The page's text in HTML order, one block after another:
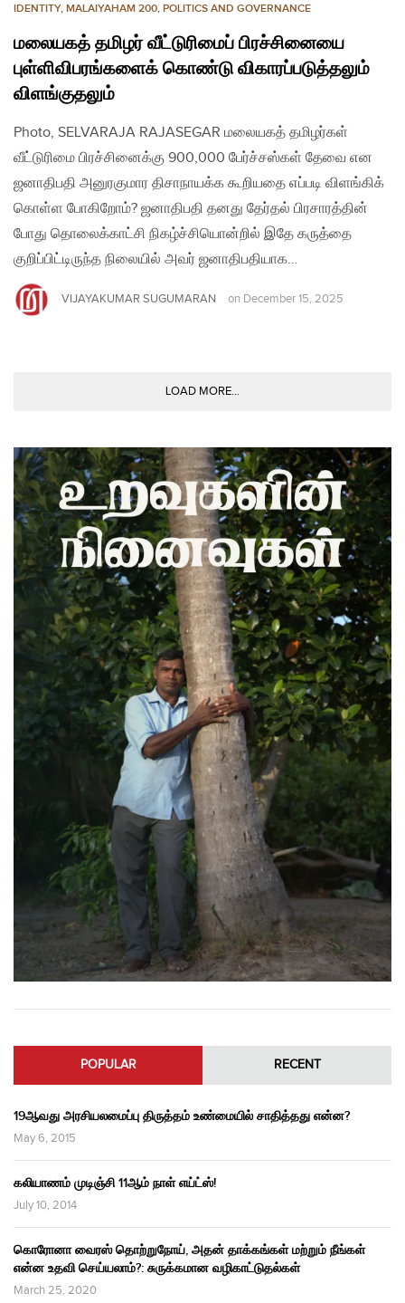
IDENTITY, MALAIYAHAM 200, POLITICS AND GOVERNANCE
மலையகத் தமிழர் வீட்டுரிமைப் பிரச்சினையை
புள்ளிவிபரங்களைக் கொண்டு விகாரப்படுத்தலும்
விளங்குதலும்
Photo, SELVARAJA RAJASEGAR மலையகத் தமிழர்கள்
வீட்டுரிமை பிரச்சினைக்கு 900,000 பேர்ச்சஸ்கள் தேவை என
ஜனாதிபதி அனுரகுமார திசாநாயக்க கூறியதை எப்படி விளங்கிக்
கொள்ள போகிறோம்? ஜனாதிபதி தனது தேர்தல் பிரசாரத்தின்
போது தொலைக்காட்சி நிகழ்ச்சியொன்றில் இதே கருத்தை
குறிப்பிட்டிருந்த நிலையில் அவர் ஜனாதிபதியாக…
VIJAYAKUMAR SUGUMARAN on December 15, 2025
LOAD MORE...
POPULAR RECENT
19ஆவது அரசியலமைப்பு திருத்தம் உண்மையில் சாதித்தது என்ன?
May 6, 2015
கலியாணம் முடிஞ்சி 11ஆம் நாள் எய்ட்ஸ்!
July 10, 2014
கொரோனா வைரஸ் தொற்றுநோய், அதன் தாக்கங்கள் மற்றும் நீங்கள்
என்ன உதவி செய்யலாம்?: சுருக்கமான வழிகாட்டுதல்கள்
March 25, 2020